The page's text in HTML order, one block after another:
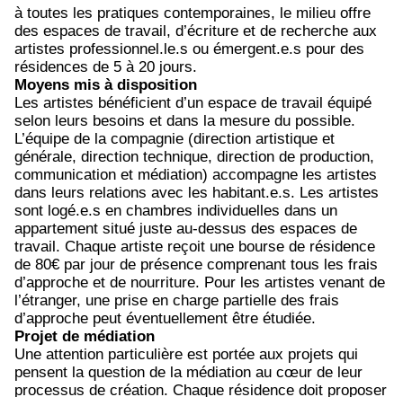
à toutes les pratiques contemporaines, le milieu offre
des espaces de travail, d’écriture et de recherche aux
artistes professionnel.le.s ou émergent.e.s pour des
résidences de 5 à 20 jours.
Moyens mis à disposition
Les artistes bénéficient d’un espace de travail équipé
selon leurs besoins et dans la mesure du possible.
L’équipe de la compagnie (direction artistique et
générale, direction technique, direction de production,
communication et médiation) accompagne les artistes
dans leurs relations avec les habitant.e.s. Les artistes
sont logé.e.s en chambres individuelles dans un
appartement situé juste au-dessus des espaces de
travail. Chaque artiste reçoit une bourse de résidence
de 80€ par jour de présence comprenant tous les frais
d’approche et de nourriture. Pour les artistes venant de
l’étranger, une prise en charge partielle des frais
d’approche peut éventuellement être étudiée.
Projet de médiation
Une attention particulière est portée aux projets qui
pensent la question de la médiation au cœur de leur
processus de création. Chaque résidence doit proposer